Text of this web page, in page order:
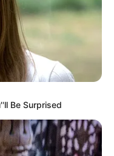
Be Surprised